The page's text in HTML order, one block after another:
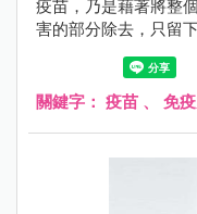
疫苗，乃是藉著將整
害的部分除去，只留
免疫系統，使接種者
免疫反應，也就是產
預防重於治療。尤其
關鍵字： 疫苗 、 免